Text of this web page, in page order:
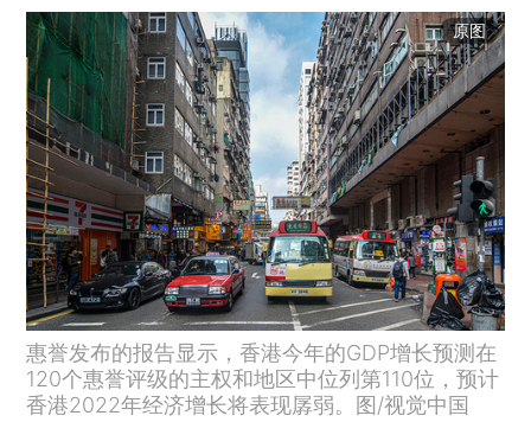
原图
惠誉发布的报告显示，香港今年的GDP增长预测在
120个惠誉评级的主权和地区中位列第110位，预计
香港2022年经济增长将表现孱弱。图/视觉中国